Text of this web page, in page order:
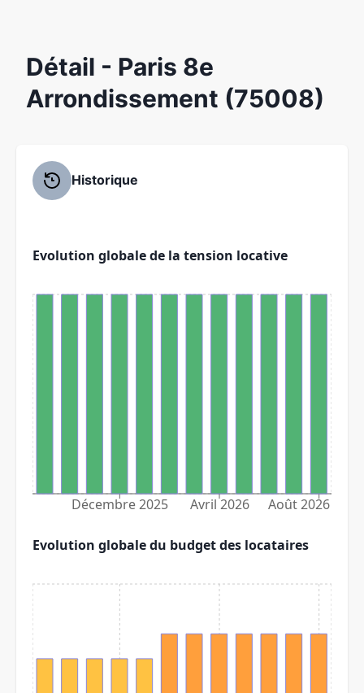
Détail - Paris 8e
Arrondissement (75008)
Historique
Evolution globale de la tension locative
Décembre 2025 Avril 2026 Août 2026
Evolution globale du budget des locataires